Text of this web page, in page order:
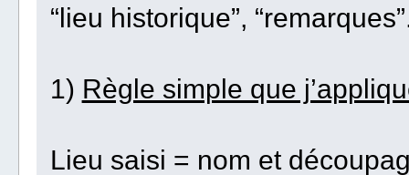
“lieu historique”,
1) Règle simple que
Lieu saisi = nom et